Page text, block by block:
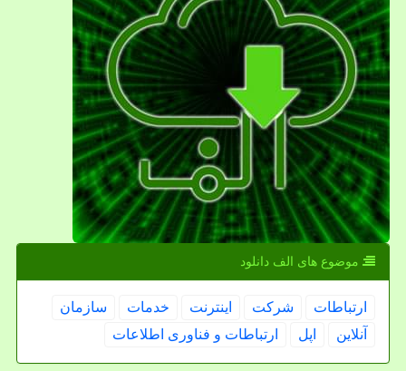
موضوع های الف دانلود
ارتباطات شركت اینترنت خدمات
سازمان
آنلاین
اپل ارتباطات و فناوری اطلاعات